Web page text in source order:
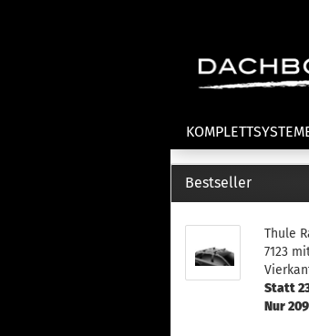
Dachfahrradträger
E-Bike Fahrradträger
Bestseller
Thule
7123
Statt
Nur